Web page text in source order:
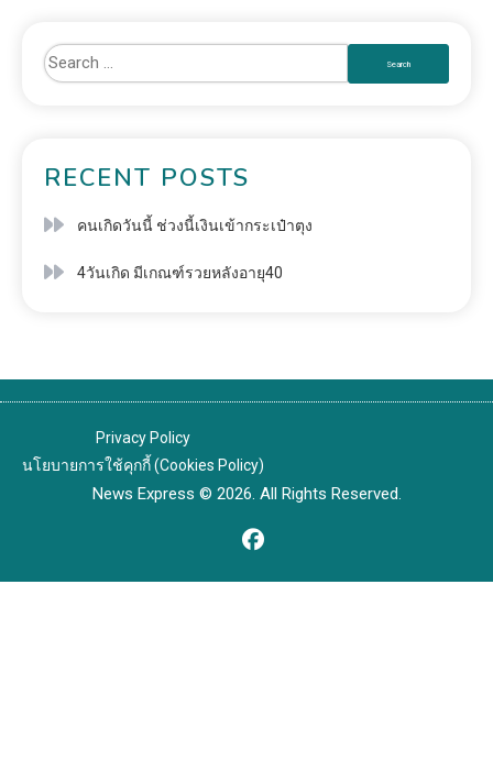
RECENT POSTS
คนเกิดวันนี้ ช่วงนี้เงินเข้ากระเป๋าตุง
4วันเกิด มีเกณฑ์รวยหลังอายุ40
Privacy Policy
นโยบายการใช้คุกกี้ (Cookies Policy)
News Express © 2026. All Rights Reserved.